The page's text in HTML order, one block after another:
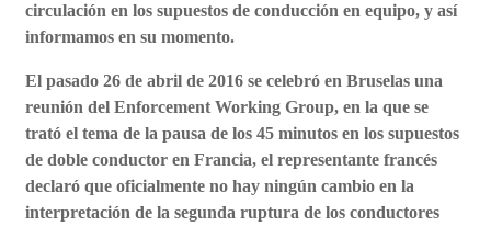
circulación en los supuestos de conducción en equipo, y así
informamos en su momento.
El pasado 26 de abril de 2016 se celebró en Bruselas una
reunión del Enforcement Working Group, en la que se
trató el tema de la pausa de los 45 minutos en los supuestos
de doble conductor en Francia, el representante francés
declaró que oficialmente no hay ningún cambio en la
interpretación de la segunda ruptura de los conductores